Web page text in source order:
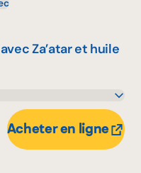
Za’atar et huile
Acheter en ligne